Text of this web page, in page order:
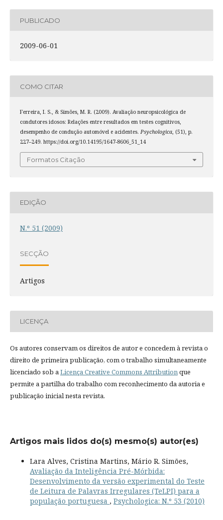
PUBLICADO
2009-06-01
COMO CITAR
Ferreira, I. S., & Simões, M. R. (2009). Avaliação neuropsicológica de
condutores idosos: Relações entre resultados em testes cognitivos,
desempenho de condução automóvel e acidentes. Psychologica, (51), p.
227–249. https://doi.org/10.14195/1647-8606_51_14
Formatos Citação
EDIÇÃO
N.º 51 (2009)
SECÇÃO
Artigos
LICENÇA
Os autores conservam os direitos de autor e concedem à revista o
direito de primeira publicação, com o trabalho simultaneamente
licenciado sob aLicença Creative Commons Attributionque
permite a partilha do trabalho com reconhecimento da autoria e
publicação inicial nesta revista.
Artigos mais lidos do(s) mesmo(s) autor(es)
Lara Alves, Cristina Martins, Mário R. Simões,
Avaliação da Inteligência Pré-Mórbida:
Desenvolvimento da versão experimental do Teste
de Leitura de Palavras Irregulares (TeLPI) para a
população portuguesa , Psychologica: N.º 53 (2010)